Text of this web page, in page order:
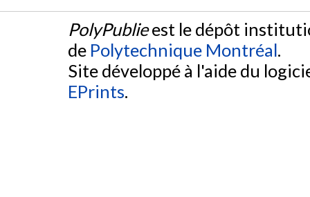
PolyPublieest le dépôt
de Polytechnique Montréal.
Site développé à l'aide du
EPrints.